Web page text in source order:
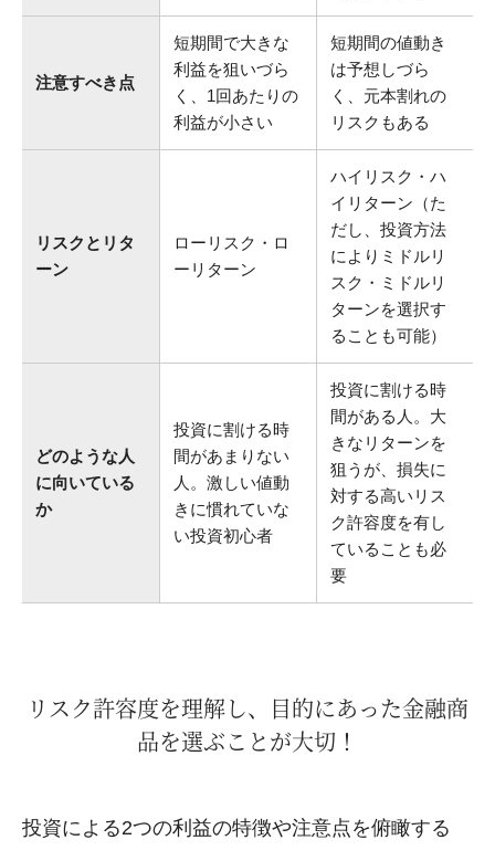
注意すべき点
短期間で大きな
利益を狙いづら
く、1回あたりの
利益が小さい
短期間の値動き
は予想しづら
く、元本割れの
リスクもある
リスクとリタ
ーン
ローリスク・ロ
ーリターン
ハイリスク・ハ
イリターン（た
だし、投資方法
によりミドルリ
スク・ミドルリ
ターンを選択す
ることも可能）
どのような人
に向いている
か
投資に割ける時
間があまりない
人。激しい値動
きに慣れていな
い投資初心者
投資に割ける時
間がある人。大
きなリターンを
狙うが、損失に
対する高いリス
ク許容度を有し
ていることも必
要
リスク許容度を理解し、目的にあった金融商
品を選ぶことが大切！
投資による2つの利益の特徴や注意点を俯瞰する